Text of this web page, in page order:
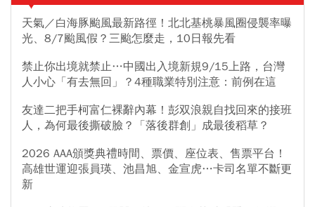
天氣／白海豚颱風最新路徑！北北基桃暴風圈侵襲率曝
光、8/7颱風假？三颱怎麼走，10日報先看
禁止你出境就禁止…中國出入境新規9/15上路，台灣
人小心「有去無回」？4種職業特別注意：前例在這
友達二把手柯富仁裸辭內幕！彭双浪親自找回來的接班
人，為何最後撕破臉？「落後群創」成最後稻草？
2026 AAA頒獎典禮時間、票價、座位表、售票平台！
高雄世運迎張員瑛、池昌旭、金宣虎…卡司名單不斷更
新